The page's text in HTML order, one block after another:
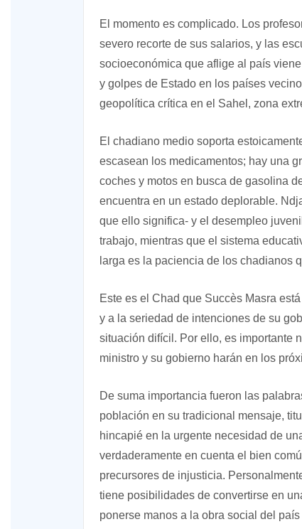
El momento es complicado. Los
severo recorte de sus salarios, y las
socioeconómica que aflige al país
y golpes de Estado en los países
geopolítica crítica en el Sahel, zona
El chadiano medio soporta
escasean los medicamentos; hay una
coches y motos en busca de gasolina
encuentra en un estado deplorable.
que ello significa- y el desempleo
trabajo, mientras que el sistema
larga es la paciencia de los chadianos
Este es el Chad que Succès Masra
y a la seriedad de intenciones de su
situación difícil. Por ello, es importante
ministro y su gobierno harán en los
De suma importancia fueron las
población en su tradicional mensaje,
hincapié en la urgente necesidad de
verdaderamente en cuenta el bien
precursores de injusticia.
tiene posibilidades de convertirse en
ponerse manos a la obra social del